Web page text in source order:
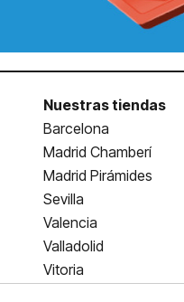
Nuestras tiendas
Barcelona
Madrid Chamberí
Madrid Pirámides
Sevilla
Valencia
Valladolid
Vitoria